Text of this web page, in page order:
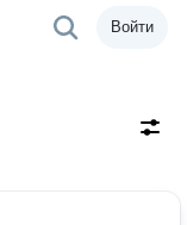
Войти